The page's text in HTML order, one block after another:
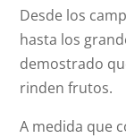
Desde los
hasta los
demostrado
rinden frutos.
A medida que